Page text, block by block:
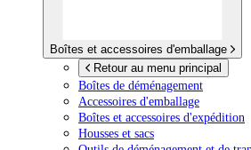
Boîtes et accessoires d'emballage
Retour au menu principal
Boîtes de déménagement
Accessoires d'emballage
Boîtes et accessoires d'expédition
Housses et sacs